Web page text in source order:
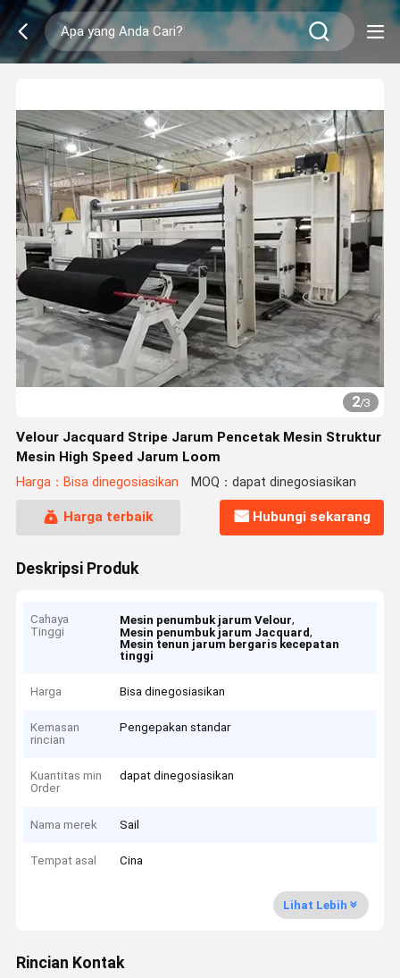
2/3
Velour Jacquard Stripe Jarum Pencetak Mesin Struktur
Mesin High Speed Jarum Loom
Harga：Bisa dinegosiasikan MOQ：dapat dinegosiasikan
Harga terbaik Hubungi sekarang
Deskripsi Produk
Cahaya
Tinggi
Mesin penumbuk jarum Velour,
Mesin penumbuk jarum Jacquard,
Mesin tenun jarum bergaris kecepatan
tinggi
Harga Bisa dinegosiasikan
Kemasan
rincian
Pengepakan standar
Kuantitas min
Order
dapat dinegosiasikan
Nama merek Sail
Tempat asal Cina
Lihat Lebih
Rincian Kontak